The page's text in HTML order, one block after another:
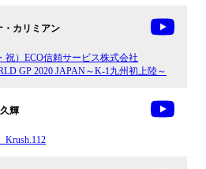
・カリミアン
祝）ECO信頼サービス株式会社
GP 2020 JAPAN～K-1九州初上陸～
輝
Krush.112